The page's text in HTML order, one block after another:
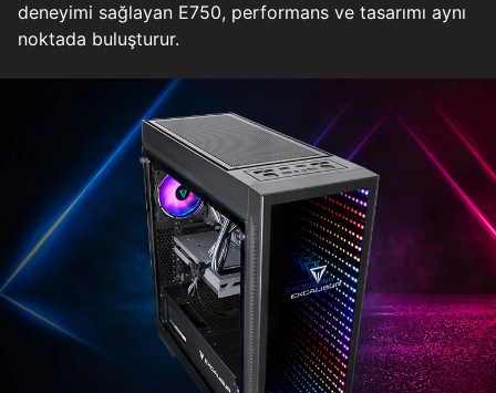
deneyimi sağlayan E750, performans ve tasarımı aynı
noktada buluşturur.